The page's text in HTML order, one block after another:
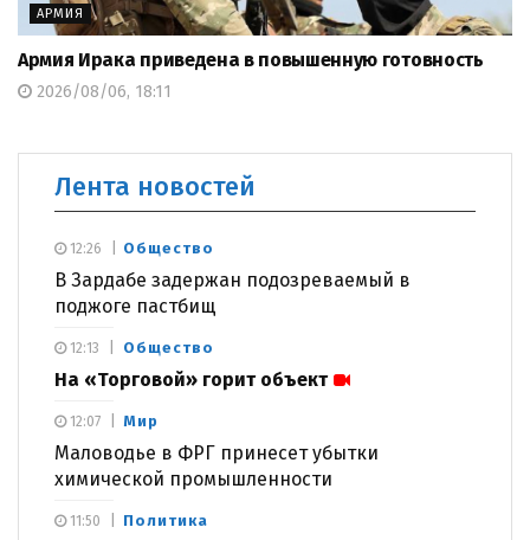
АРМИЯ
Армия Ирака приведена в повышенную готовность
2026/08/06, 18:11
Лента новостей
Общество
В Зардабе задержан подозреваемый в
поджоге пастбищ
12:26
Общество
На «Торговой» горит объект
12:13
Мир
Маловодье в ФРГ принесет убытки
химической промышленности
12:07
Политика
11:50